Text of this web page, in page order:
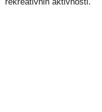
rekreativnih aktivnosti.